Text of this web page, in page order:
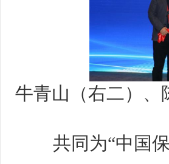
牛青山（右二）、
共同为“中国